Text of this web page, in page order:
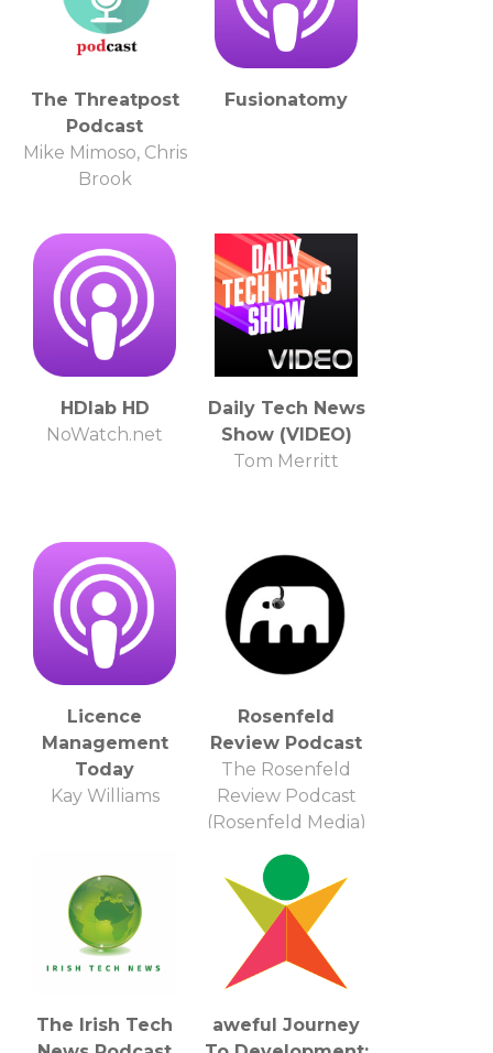
The Threatpost
Podcast
Mike Mimoso, Chris
Brook
Fusionatomy
HDlab HD
NoWatch.net
Daily Tech News
Show (VIDEO)
Tom Merritt
Licence
Management
Today
Kay Williams
Rosenfeld
Review Podcast
The Rosenfeld
Review Podcast
(Rosenfeld Media)
The Irish Tech
aweful Journey